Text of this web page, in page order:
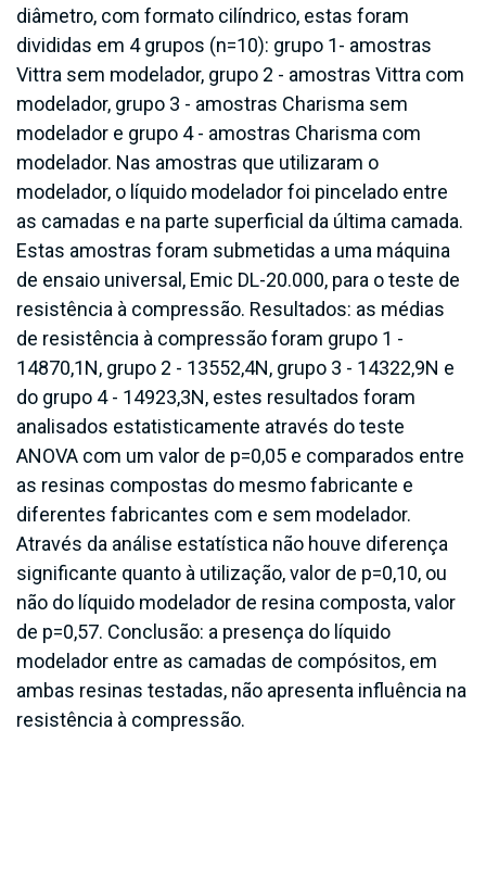
diâmetro, com formato cilíndrico, estas foram
divididas em 4 grupos (n=10): grupo 1- amostras
Vittra sem modelador, grupo 2 - amostras Vittra com
modelador, grupo 3 - amostras Charisma sem
modelador e grupo 4 - amostras Charisma com
modelador. Nas amostras que utilizaram o
modelador, o líquido modelador foi pincelado entre
as camadas e na parte superficial da última camada.
Estas amostras foram submetidas a uma máquina
de ensaio universal, Emic DL-20.000, para o teste de
resistência à compressão. Resultados: as médias
de resistência à compressão foram grupo 1 -
14870,1N, grupo 2 - 13552,4N, grupo 3 - 14322,9N e
do grupo 4 - 14923,3N, estes resultados foram
analisados estatisticamente através do teste
ANOVA com um valor de p=0,05 e comparados entre
as resinas compostas do mesmo fabricante e
diferentes fabricantes com e sem modelador.
Através da análise estatística não houve diferença
significante quanto à utilização, valor de p=0,10, ou
não do líquido modelador de resina composta, valor
de p=0,57. Conclusão: a presença do líquido
modelador entre as camadas de compósitos, em
ambas resinas testadas, não apresenta influência na
resistência à compressão.